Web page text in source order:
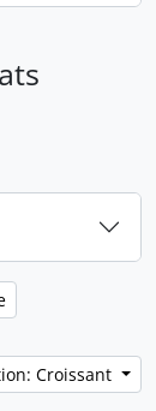
Croissant